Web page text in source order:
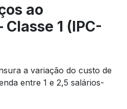
ao
1 (IPC-
a variação do custo de
entre 1 e 2,5 salários-